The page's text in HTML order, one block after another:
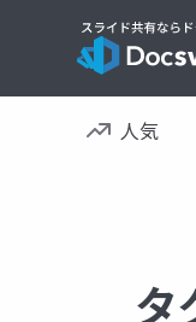
人気
タ